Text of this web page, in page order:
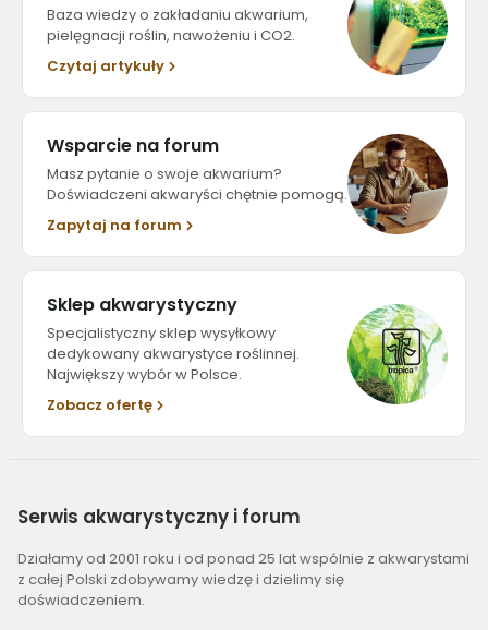
Baza wiedzy o zakładaniu akwarium,
pielęgnacji roślin, nawożeniu i CO2.
Czytaj artykuły
Wsparcie na forum
Masz pytanie o swoje akwarium?
Doświadczeni akwaryści chętnie pomogą.
Zapytaj na forum
Sklep akwarystyczny
Specjalistyczny sklep wysyłkowy
dedykowany akwarystyce roślinnej.
Największy wybór w Polsce.
Zobacz ofertę
Serwis akwarystyczny i forum
Działamy od 2001 roku i od ponad 25 lat wspólnie z akwarystami
z całej Polski zdobywamy wiedzę i dzielimy się
doświadczeniem.